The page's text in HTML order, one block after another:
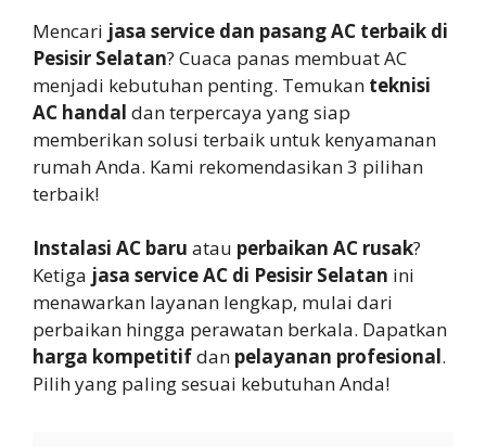
Mencari jasa service dan pasang AC terbaik di
Pesisir Selatan? Cuaca panas membuat AC
menjadi kebutuhan penting. Temukan teknisi
AC handal dan terpercaya yang siap
memberikan solusi terbaik untuk kenyamanan
rumah Anda. Kami rekomendasikan 3 pilihan
terbaik!
Instalasi AC baru atau perbaikan AC rusak?
Ketiga jasa service AC di Pesisir Selatan ini
menawarkan layanan lengkap, mulai dari
perbaikan hingga perawatan berkala. Dapatkan
harga kompetitifdan pelayanan profesional.
Pilih yang paling sesuai kebutuhan Anda!